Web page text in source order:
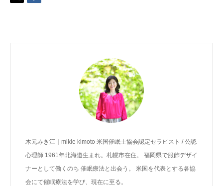
木元みき江｜mikie kimoto 米国催眠士協会認定セラピスト / 公認
心理師 1961年北海道生まれ。札幌市在住。 福岡県で服飾デザイ
ナーとして働くのち 催眠療法と出会う。 米国を代表とする各協
会にて催眠療法を学び、現在に至る。
よくある質問